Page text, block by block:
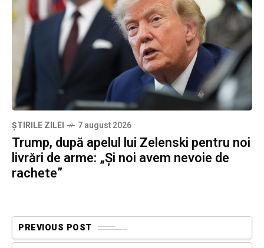
ȘTIRILE ZILEI 7 august 2026
Trump, după apelul lui Zelenski pentru noi
livrări de arme: „Și noi avem nevoie de
rachete”
PREVIOUS POST